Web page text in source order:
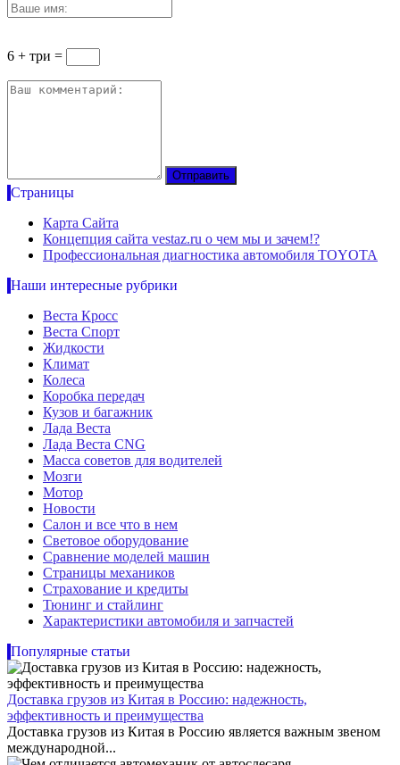
6 + три =
Страницы
Карта Сайта
Концепция сайта vestaz.ru о чем мы и зачем!?
Профессиональная диагностика автомобиля TOYOTA
Наши интересные рубрики
Веста Кросс
Веста Спорт
Жидкости
Климат
Колеса
Коробка передач
Кузов и багажник
Лада Веста
Лада Веста CNG
Масса советов для водителей
Мозги
Мотор
Новости
Салон и все что в нем
Световое оборудование
Сравнение моделей машин
Страницы механиков
Страхование и кредиты
Тюнинг и стайлинг
Характеристики автомобиля и запчастей
Популярные статьи
Доставка грузов из Китая в Россию: надежность,
эффективность и преимущества
Доставка грузов из Китая в Россию является важным звеном
международной...